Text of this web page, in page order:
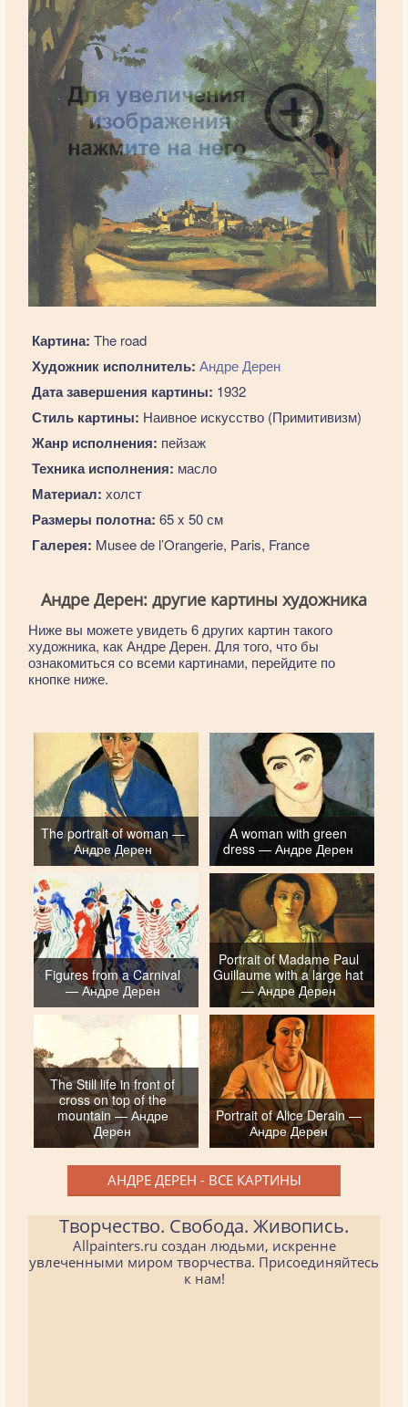
Картина: The road
Художник исполнитель: Андре Дерен
Дата завершения картины: 1932
Стиль картины: Наивное искусство (Примитивизм)
Жанр исполнения: пейзаж
Техника исполнения: масло
Материал: холст
Размеры полотна: 65 x 50 см
Галерея: Musee de l’Orangerie, Paris, France
Андре Дерен: другие картины художника
Ниже вы можете увидеть 6 других картин такого
художника, как Андре Дерен. Для того, что бы
ознакомиться со всеми картинами, перейдите по
кнопке ниже.
The portrait of woman —
Андре Дерен
A woman with green
dress — Андре Дерен
Figures from a Carnival
— Андре Дерен
Portrait of Madame Paul
Guillaume with a large hat
— Андре Дерен
The Still life in front of
cross on top of the
mountain — Андре
Дерен
Portrait of Alice Derain —
Андре Дерен
АНДРЕ ДЕРЕН - ВСЕ КАРТИНЫ
Творчество. Свобода. Живопись.
Allpainters.ru создан людьми, искренне
увлеченными миром творчества. Присоединяйтесь
к нам!